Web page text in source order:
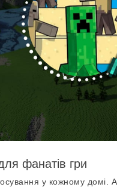
фанатів гри
у кожному